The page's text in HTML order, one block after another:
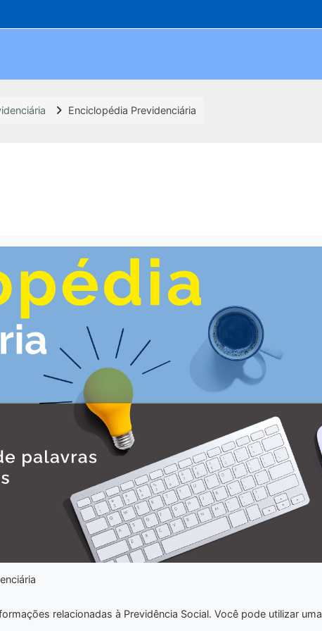
Enciclopédia Previdenciária
relacionadas à Previdência Social. Você pode utilizar uma